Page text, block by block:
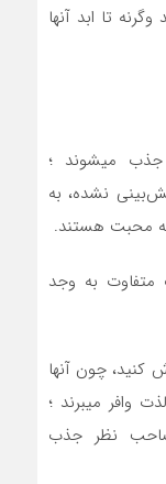
تا ابد آنها
جذب ميشوند ؛
نشده، به
محبت هستند.
متفاوت به وجد
کنيد، چون آنها
وافر ميبرند ؛
صاحب نظر جذب